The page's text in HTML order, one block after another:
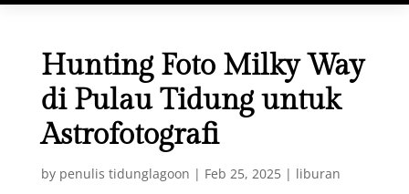
Hunting Foto Milky Way
di Pulau Tidung untuk
Astrofotografi
by penulis tidunglagoon | Feb 25, 2025| liburan